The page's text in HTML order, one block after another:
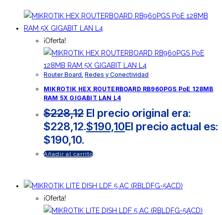
¡Oferta!
Router Board Redes y Conectividad
MIKROTIK HEX ROUTERBOARD RB960PGS PoE 128MB
RAM 5X GIGABIT LAN L4
$228,12 El precio original era:
$228,12.$190,10El precio actual es:
$190,10.
Añadir al carrito
¡Oferta!